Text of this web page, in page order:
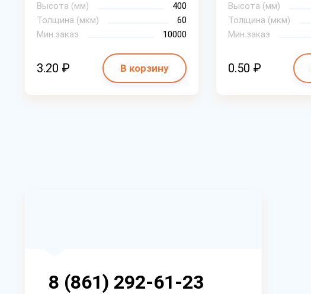
Высота (мм)
400
Толщина (мкм)
60
Мин.заказ
10000
3.20 ₽ В корзину
Высота (мм)
Толщина (мкм)
Мин.заказ
0.50 ₽
8 (861) 292-61-23